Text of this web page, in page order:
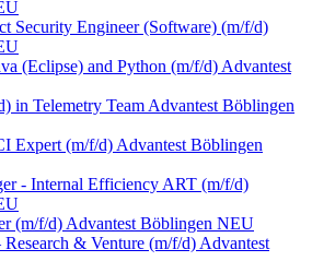
Security Engineer (Software) (m/f/d)
(Eclipse) and Python (m/f/d) Advantest
in Telemetry Team Advantest Böblingen
Expert (m/f/d) Advantest Böblingen
- Internal Efficiency ART (m/f/d)
(m/f/d) Advantest Böblingen NEU
& Venture (m/f/d) Advantest